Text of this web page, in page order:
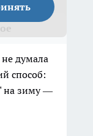
думала
способ:
на зиму —